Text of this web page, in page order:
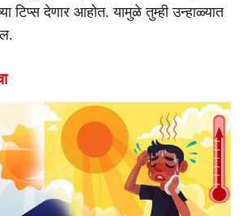
टिप्स देणार आहोत. यामुळे तुम्ही उन्हाळ्यात